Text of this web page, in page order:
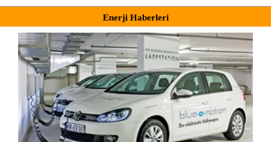
Enerji Haberleri